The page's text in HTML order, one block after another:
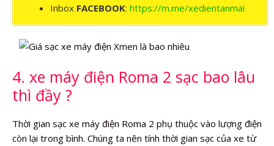
Inbox FACEBOOK: https://m.me/xedientanmai
4. xe máy điện Roma 2 sạc bao lâu
thì đầy ?
Thời gian sạc xe máy điện Roma 2 phụ thuộc vào lượng điện
còn lại trong bình. Chúng ta nên tính thời gian sạc của xe từ